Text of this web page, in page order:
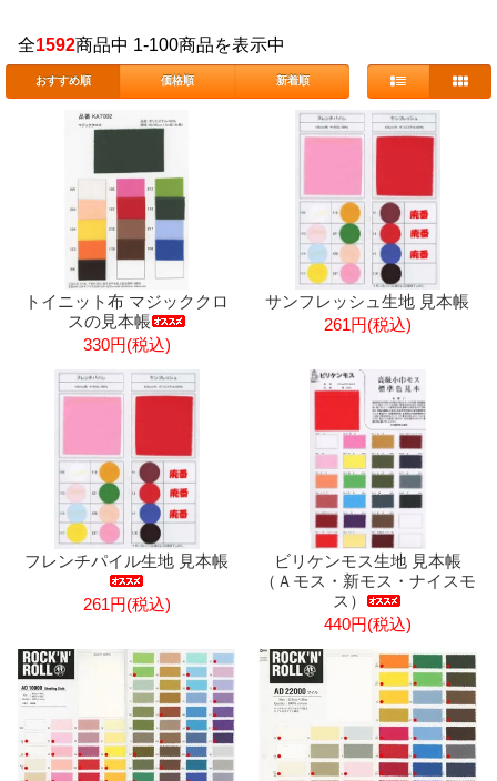
全1592商品中 1-100商品を表示中
おすすめ順 価格順 新着順
トイニット布 マジッククロ
スの見本帳
330円(税込)
サンフレッシュ生地 見本帳
261円(税込)
フレンチパイル生地 見本帳
261円(税込)
ビリケンモス生地 見本帳
（Ａモス・新モス・ナイスモ
ス）
440円(税込)